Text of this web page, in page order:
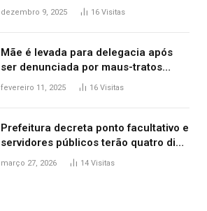
repercussão internacional
dezembro 9, 2025 16 Visitas
Mãe é levada para delegacia após
ser denunciada por maus-tratos
contra dois filhos, diz polícia
fevereiro 11, 2025 16 Visitas
Prefeitura decreta ponto facultativo e
servidores públicos terão quatro dias
de folga na Semana Santa
março 27, 2026 14 Visitas